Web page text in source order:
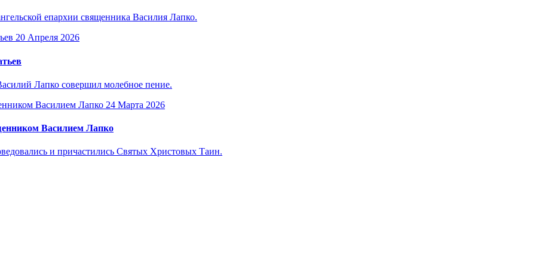
епархии священника Василия Лапко.
20 Апреля 2026
Лапко совершил молебное пение.
24 Марта 2026
Василием Лапко
и причастились Святых Христовых Таин.